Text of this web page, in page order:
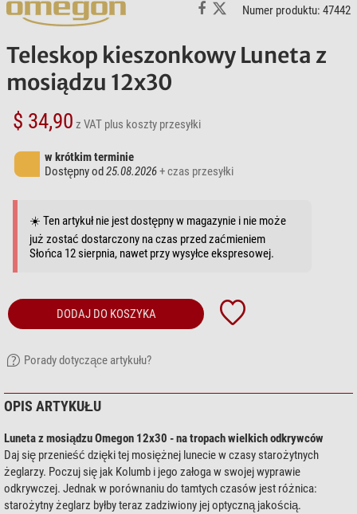
Numer produktu: 47442
Teleskop kieszonkowy Luneta z
mosiądzu 12x30
$ 34,90 z VAT plus koszty przesyłki
w krótkim terminie
Dostępny od25.08.2026+ czas przesyłki
☀️ Ten artykuł nie jest dostępny w magazynie i nie może
już zostać dostarczony na czas przed zaćmieniem
Słońca 12 sierpnia, nawet przy wysyłce ekspresowej.
DODAJ DO KOSZYKA
Porady dotyczące artykułu?
OPIS ARTYKUŁU
Luneta z mosiądzu Omegon 12x30 - na tropach wielkich odkrywców
Daj się przenieść dzięki tej mosiężnej lunecie w czasy starożytnych
żeglarzy. Poczuj się jak Kolumb i jego załoga w swojej wyprawie
odkrywczej. Jednak w porównaniu do tamtych czasów jest różnica:
starożytny żeglarz byłby teraz zadziwiony jej optyczną jakością.